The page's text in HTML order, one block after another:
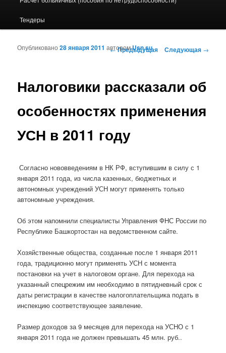
Тендеры
Навигация по записям
←Предыдущая Следующая →
Налоговики рассказали об
особенностях применения
УСН в 2011 году
Опубликовано28 января 2011 авторомUsn.su
Согласно нововведениям в НК РФ, вступившим в силу с 1
января 2011 года, из числа казенных, бюджетных и
автономных учреждений УСН могут применять только
автономные учреждения.
Об этом напомнили специалисты Управления ФНС России по
Республике Башкортостан на ведомственном сайте.
Хозяйственные общества, созданные после 1 января 2011
года, традиционно могут применять УСН с момента
постановки на учет в налоговом органе. Для перехода на
указанный спецрежим им необходимо в пятидневный срок с
даты регистрации в качестве налогоплательщика подать в
инспекцию соответствующее заявление.
Размер доходов за 9 месяцев для перехода на УСНО с 1
января 2011 года не должен превышать 45 млн. руб..